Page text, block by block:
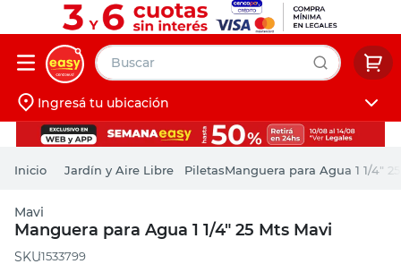
Buscar
Iniciá sesión
Ingresá tu ubicación
Jardín y Aire Libre PiletasManguera para Agua 1 1/4"
Mavi
Manguera para Agua 1 1/4" 25 Mts Mavi
:1533799
muebles
pintura
escritorio